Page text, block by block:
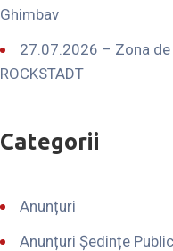
Ghimbav
27.07.2026 – Zona
ROCKSTADT
Categorii
Anunțuri
Anunțuri Ședințe